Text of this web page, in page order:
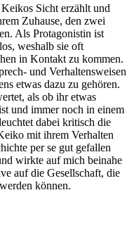
Sicht erzählt und
Zuhause, den zwei
Als Protagonistin ist
weshalb sie oft
in Kontakt zu kommen.
und Verhaltensweisen
etwas dazu zu gehören.
als ob ihr etwas
und immer noch in einem
dabei kritisch die
mit ihrem Verhalten
per se gut gefallen
wirkte auf mich beinahe
auf die Gesellschaft, die
können.